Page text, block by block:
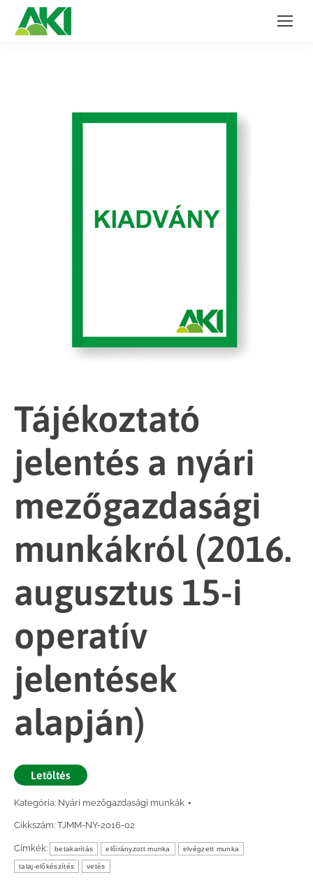
Tájékoztató
jelentés a nyári
mezőgazdasági
munkákról (2016.
augusztus 15-i
operatív
jelentések
alapján)
Letöltés
Kategória: Nyári mezőgazdasági munkák
Cikkszám: TJMM-NY-2016-02
Címkék: betakarítás előirányzott munka elvégzett munka
talaj-előkészítés vetés